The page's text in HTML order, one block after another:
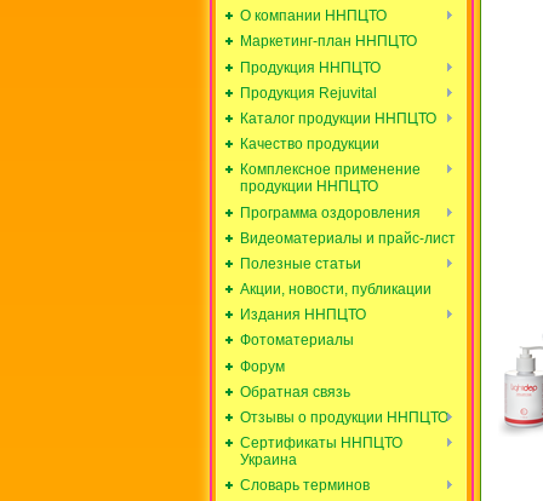
О компании ННПЦТО
Маркетинг-план ННПЦТО
Продукция ННПЦТО
Продукция Rejuvital
Каталог продукции ННПЦТО
Качество продукции
Комплексное применение
продукции ННПЦТО
Программа оздоровления
Видеоматериалы и прайс-лист
Полезные статьи
Акции, новости, публикации
Издания ННПЦТО
Фотоматериалы
Форум
Обратная связь
Отзывы о продукции ННПЦТО
Сертификаты ННПЦТО
Украина
Словарь терминов